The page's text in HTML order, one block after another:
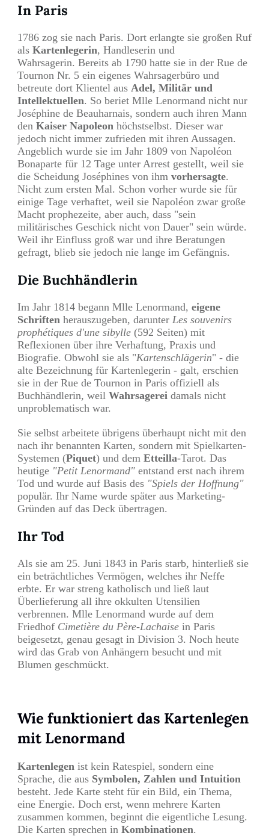
In Paris
1786 zog sie nach Paris. Dort erlangte sie großen Ruf
als Kartenlegerin, Handleserin und
Wahrsagerin. Bereits ab 1790 hatte sie in der Rue de
Tournon Nr. 5 ein eigenes Wahrsagerbüro und
betreute dort Klientel aus Adel, Militär und
Intellektuellen. So beriet Mlle Lenormand nicht nur
Joséphine de Beauharnais, sondern auch ihren Mann
den Kaiser Napoleon höchstselbst. Dieser war
jedoch nicht immer zufrieden mit ihren Aussagen.
Angeblich wurde sie im Jahr 1809 von Napoléon
Bonaparte für 12 Tage unter Arrest gestellt, weil sie
die Scheidung Joséphines von ihm vorhersagte.
Nicht zum ersten Mal. Schon vorher wurde sie für
einige Tage verhaftet, weil sie Napoléon zwar große
Macht prophezeite, aber auch, dass "sein
militärisches Geschick nicht von Dauer" sein würde.
Weil ihr Einfluss groß war und ihre Beratungen
gefragt, blieb sie jedoch nie lange im Gefängnis.
Die Buchhändlerin
Im Jahr 1814 begann Mlle Lenormand, eigene
Schriften herauszugeben, darunter Les souvenirs
prophétiques d'une sibylle (592 Seiten) mit
Reflexionen über ihre Verhaftung, Praxis und
Biografie. Obwohl sie als "Kartenschlägerin" - die
alte Bezeichnung für Kartenlegerin - galt, erschien
sie in der Rue de Tournon in Paris offiziell als
Buchhändlerin, weil Wahrsagerei damals nicht
unproblematisch war.
Sie selbst arbeitete übrigens überhaupt nicht mit den
nach ihr benannten Karten, sondern mit Spielkarten-
Systemen (Piquet) und dem Etteilla-Tarot. Das
heutige "Petit Lenormand" entstand erst nach ihrem
Tod und wurde auf Basis des "Spiels der Hoffnung"
populär. Ihr Name wurde später aus Marketing-
Gründen auf das Deck übertragen.
Ihr Tod
Als sie am 25. Juni 1843 in Paris starb, hinterließ sie
ein beträchtliches Vermögen, welches ihr Neffe
erbte. Er war streng katholisch und ließ laut
Überlieferung all ihre okkulten Utensilien
verbrennen. Mlle Lenormand wurde auf dem
Friedhof Cimetière du Père-Lachaise in Paris
beigesetzt, genau gesagt in Division 3. Noch heute
wird das Grab von Anhängern besucht und mit
Blumen geschmückt.
Wie funktioniert das Kartenlegen
mit Lenormand
Kartenlegen ist kein Ratespiel, sondern eine
Sprache, die aus Symbolen, Zahlen und Intuition
besteht. Jede Karte steht für ein Bild, ein Thema,
eine Energie. Doch erst, wenn mehrere Karten
zusammen kommen, beginnt die eigentliche Lesung.
Die Karten sprechen in Kombinationen.